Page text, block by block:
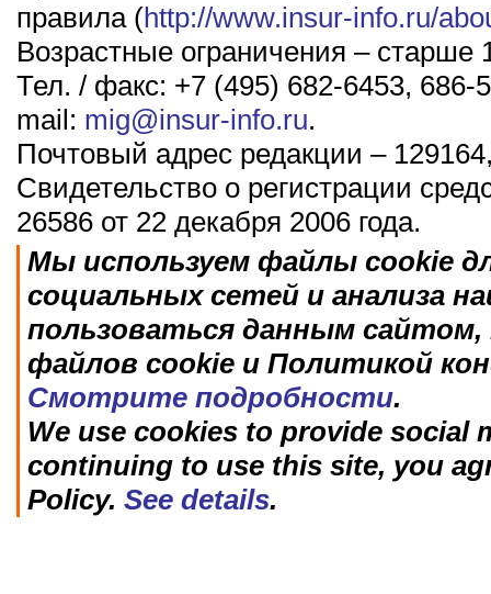
правила (http://www.insur-info.ru/
Возрастные ограничения – старше
Тел. / факс: +7 (495) 682-6453, 686-
mail: mig@insur-info.ru.
Почтовый адрес редакции –
Свидетельство о регистрации
26586 от 22 декабря 2006 года.
Мы используем файлы cookie
социальных сетей и анализа
пользоваться данным
файлов cookie и Политикой
Смотрите подробности.
We use cookies to provide social
continuing to use this site, you
Policy. See details.